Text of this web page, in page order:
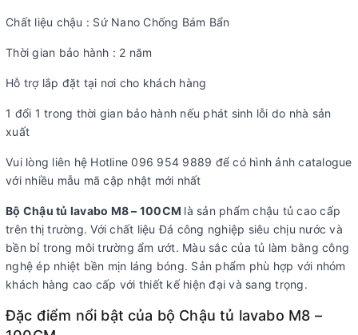
Chất liệu chậu : Sứ Nano Chống Bám Bẩn
Thời gian bảo hành : 2 năm
Hỗ trợ lắp đặt tại nơi cho khách hàng
1 đổi 1 trong thời gian bảo hành nếu phát sinh lỗi do nhà sản
xuất
Vui lòng liên hệ Hotline 096 954 9889 để có hình ảnh catalogue
với nhiều mẫu mã cập nhật mới nhất
Bộ Chậu tủ lavabo M8 – 100CM là sản phẩm chậu tủ cao cấp
trên thị trường. Với chất liệu Đá công nghiệp siêu chịu nước và
bền bỉ trong môi trường ẩm ướt. Màu sắc của tủ làm bằng công
nghệ ép nhiệt bền mịn láng bóng. Sản phẩm phù hợp với nhóm
khách hàng cao cấp với thiết kế hiện đại và sang trọng.
Đặc điểm nổi bật của bộ Chậu tủ lavabo M8 –